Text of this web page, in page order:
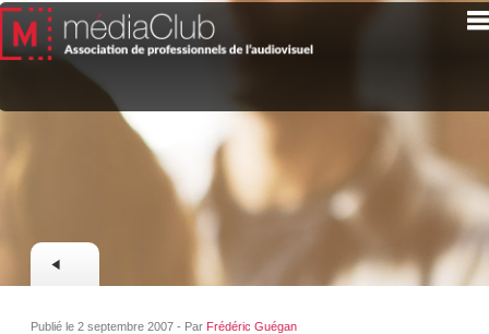
Publié le 2 septembre 2007 - Par Frédéric Guégan